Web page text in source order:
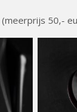
(meerprijs 50,-